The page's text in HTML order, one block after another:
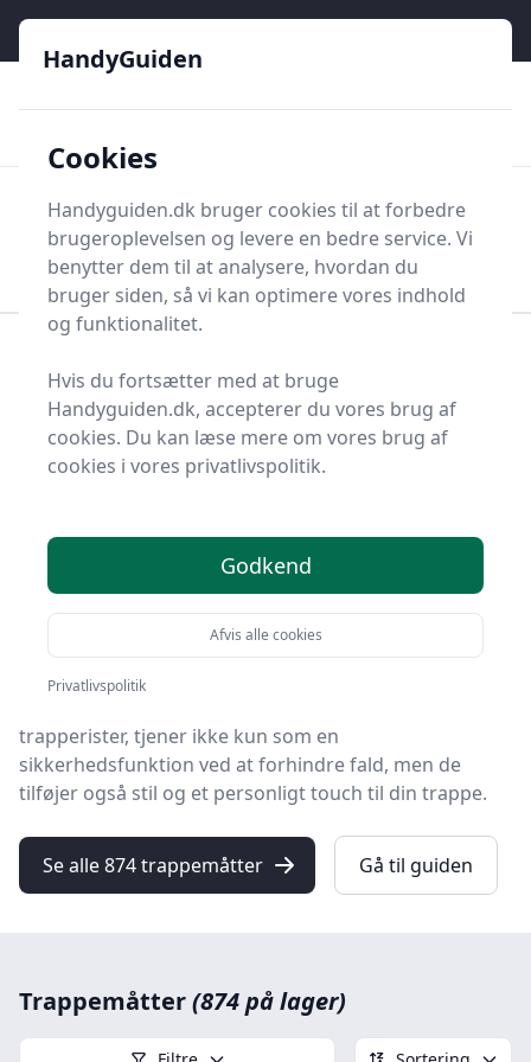
HandyGuiden
Søg nu
Søg nu
Trappemåtter
Trappemåtter - 874 på
lager
I jagten på at optimere sikkerhed og komfort i
hjemmet bliver trappemåtter ofte overset, men de er
en essentiel komponent for både private og
erhvervsejendomme.
trapperister, tjener ikke kun som en
sikkerhedsfunktion ved at forhindre fald, men de
tilføjer også stil og et personligt touch til din trappe.
Se alle 874 trappemåtter Gå til guiden
Trappemåtter(874 på lager)
HandyGuiden
Cookies
Handyguiden.dk bruger cookies til at forbedre
brugeroplevelsen og levere en bedre service. Vi
benytter dem til at analysere, hvordan du
bruger siden, så vi kan optimere vores indhold
og funktionalitet.
Hvis du fortsætter med at bruge
Handyguiden.dk, accepterer du vores brug af
cookies. Du kan læse mere om vores brug af
cookies i vores privatlivspolitik.
Godkend
Afvis alle cookies
Privatlivspolitik